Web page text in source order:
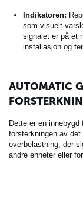
Indikatoren:
som visuelt
signalet er på et
installasjon og
AUTOMATIC
Dette er en
forsterkningen av det
overbelastning, der
andre enheter eller